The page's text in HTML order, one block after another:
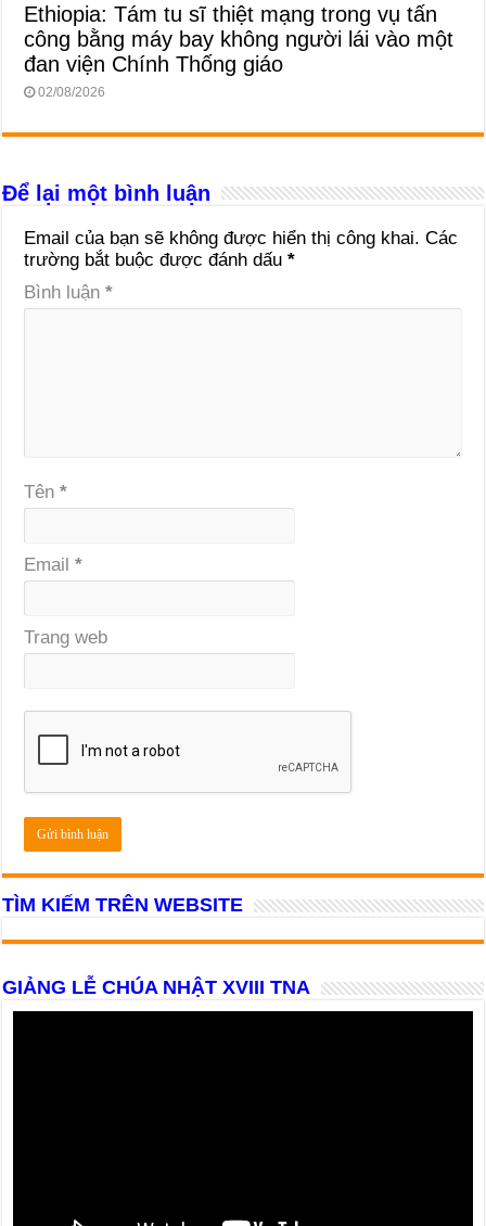
Ethiopia: Tám tu sĩ thiệt mạng trong vụ tấn
công bằng máy bay không người lái vào một
đan viện Chính Thống giáo
02/08/2026
Để lại một bình luận
Email của bạn sẽ không được hiển thị công khai. Các
trường bắt buộc được đánh dấu*
Bình luận*
Tên*
Email*
Trang web
TÌM KIẾM TRÊN WEBSITE
GIẢNG LỄ CHÚA NHẬT XVIII TNA